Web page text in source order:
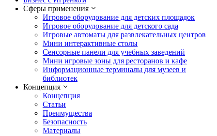
Сферы применения
Игровое оборудование для детских площадок
Игровое оборудование для детского сада
Игровые автоматы для развлекательных центров
Мини интерактивные столы
Сенсорные панели для учебных заведений
Мини игровые зоны для ресторанов и кафе
Информационные терминалы для музеев и
библиотек
Концепция
Концепция
Статьи
Преимущества
Безопасность
Материалы